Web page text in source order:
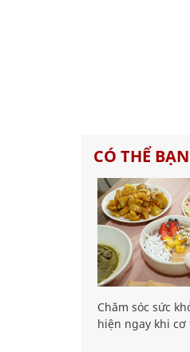
CÓ THỂ
Chăm sóc sức
hiện ngay khi cơ